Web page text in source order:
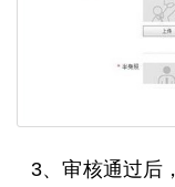
3、审核通过后